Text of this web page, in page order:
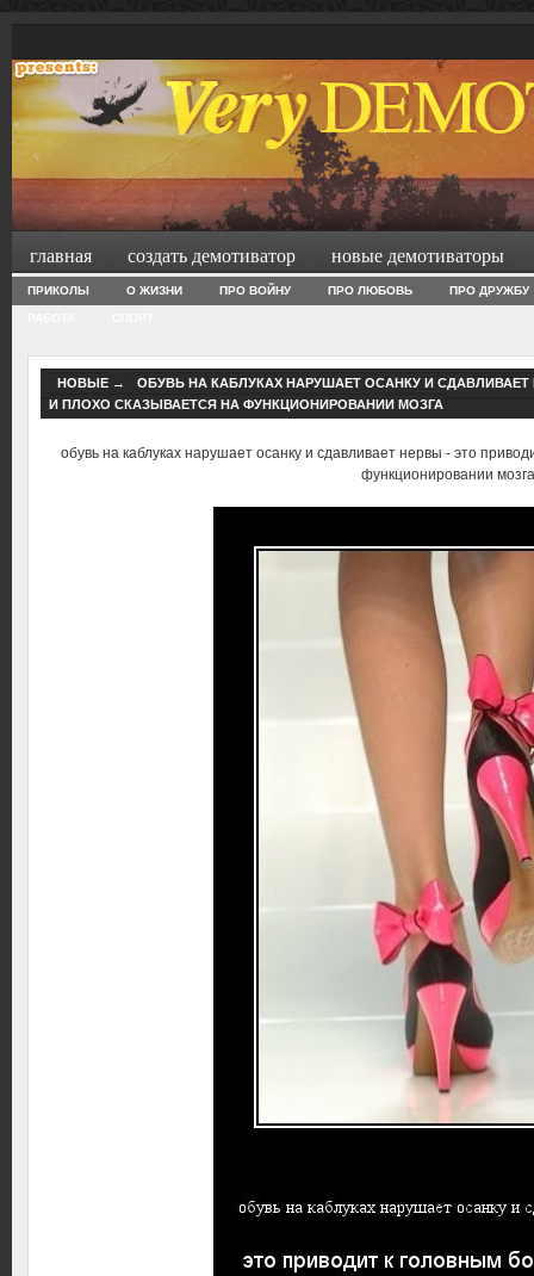
главная создать демотиватор новые демотиваторы
ПРИКОЛЫ О ЖИЗНИ ПРО ВОЙНУ ПРО ЛЮБОВЬ ПРО ДРУЖБУ
НОВЫЕ→
ОБУВЬ НА КАБЛУКАХ НАРУШАЕТ ОСАНКУ И
И ПЛОХО СКАЗЫВАЕТСЯ НА ФУНКЦИОНИРОВАНИИ МОЗГА
обувь на каблуках нарушает осанку и сдавливает нервы - это
функционировании мозга